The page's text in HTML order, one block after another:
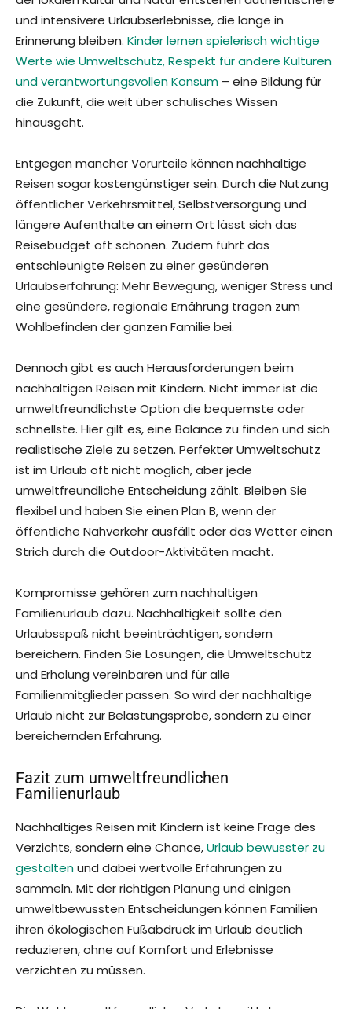
und intensivere Urlaubserlebnisse, die lange in
Erinnerung bleiben. Kinder lernen spielerisch wichtige
Werte wie Umweltschutz, Respekt für andere Kulturen
und verantwortungsvollen Konsum – eine Bildung für
die Zukunft, die weit über schulisches Wissen
hinausgeht.
Entgegen mancher Vorurteile können nachhaltige
Reisen sogar kostengünstiger sein. Durch die Nutzung
öffentlicher Verkehrsmittel, Selbstversorgung und
längere Aufenthalte an einem Ort lässt sich das
Reisebudget oft schonen. Zudem führt das
entschleunigte Reisen zu einer gesünderen
Urlaubserfahrung: Mehr Bewegung, weniger Stress und
eine gesündere, regionale Ernährung tragen zum
Wohlbefinden der ganzen Familie bei.
Dennoch gibt es auch Herausforderungen beim
nachhaltigen Reisen mit Kindern. Nicht immer ist die
umweltfreundlichste Option die bequemste oder
schnellste. Hier gilt es, eine Balance zu finden und sich
realistische Ziele zu setzen. Perfekter Umweltschutz
ist im Urlaub oft nicht möglich, aber jede
umweltfreundliche Entscheidung zählt. Bleiben Sie
flexibel und haben Sie einen Plan B, wenn der
öffentliche Nahverkehr ausfällt oder das Wetter einen
Strich durch die Outdoor-Aktivitäten macht.
Kompromisse gehören zum nachhaltigen
Familienurlaub dazu. Nachhaltigkeit sollte den
Urlaubsspaß nicht beeinträchtigen, sondern
bereichern. Finden Sie Lösungen, die Umweltschutz
und Erholung vereinbaren und für alle
Familienmitglieder passen. So wird der nachhaltige
Urlaub nicht zur Belastungsprobe, sondern zu einer
bereichernden Erfahrung.
Fazit zum umweltfreundlichen
Familienurlaub
Nachhaltiges Reisen mit Kindern ist keine Frage des
Verzichts, sondern eine Chance,Urlaub bewusster zu
gestaltenund dabei wertvolle Erfahrungen zu
sammeln. Mit der richtigen Planung und einigen
umweltbewussten Entscheidungen können Familien
ihren ökologischen Fußabdruck im Urlaub deutlich
reduzieren, ohne auf Komfort und Erlebnisse
verzichten zu müssen.